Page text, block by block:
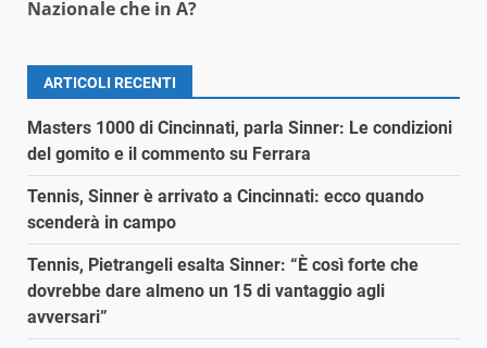
Nazionale che in A?
ARTICOLI RECENTI
Masters 1000 di Cincinnati, parla Sinner: Le condizioni
del gomito e il commento su Ferrara
Tennis, Sinner è arrivato a Cincinnati: ecco quando
scenderà in campo
Tennis, Pietrangeli esalta Sinner: “È così forte che
dovrebbe dare almeno un 15 di vantaggio agli
avversari”